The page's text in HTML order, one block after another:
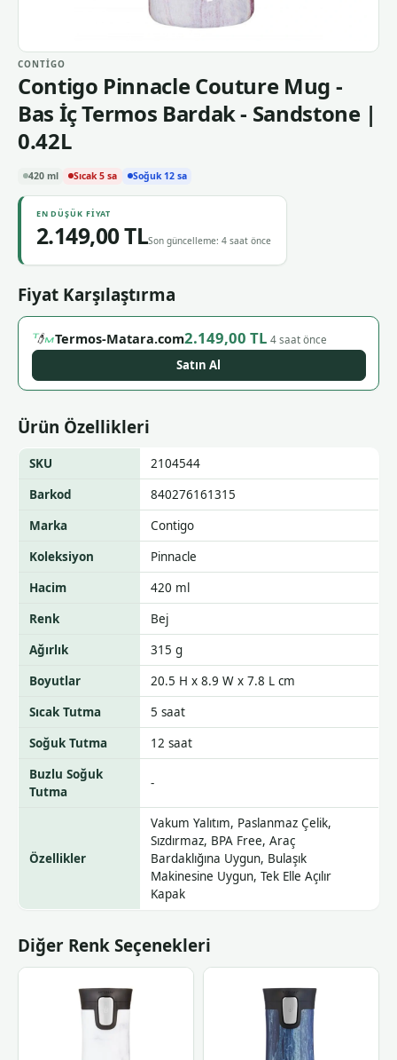
CONTIGO
Contigo Pinnacle Couture Mug -
Bas İç Termos Bardak - Sandstone |
0.42L
420 ml Sıcak 5 sa Soğuk 12 sa
EN DÜŞÜK FIYAT
2.149,00 TLSon güncelleme: 4 saat önce
Fiyat Karşılaştırma
Termos-Matara.com2.149,00 TL 4 saat önce
Satın Al
Ürün Özellikleri
SKU
2104544
Barkod
840276161315
Marka
Contigo
Koleksiyon
Pinnacle
Hacim
420 ml
Renk
Bej
Ağırlık
315 g
Boyutlar
20.5 H x 8.9 W x 7.8 L cm
Sıcak Tutma
5 saat
Soğuk Tutma
12 saat
Buzlu Soğuk
Tutma
-
Özellikler
Vakum Yalıtım, Paslanmaz Çelik,
Sızdırmaz, BPA Free, Araç
Bardaklığına Uygun, Bulaşık
Makinesine Uygun, Tek Elle Açılır
Kapak
Diğer Renk Seçenekleri